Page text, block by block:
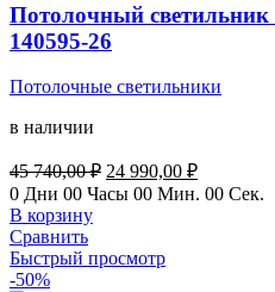
Потолочный
140595-26
Потолочные светильники
в наличии
45 740,00₽ Первоначальная
цена
740,00 ₽.
24 990,00 ₽Текущая
цена:
0 Дни 00 Часы 00 Мин. 00 Сек.
В корзину
Сравнить
Быстрый просмотр
-50%